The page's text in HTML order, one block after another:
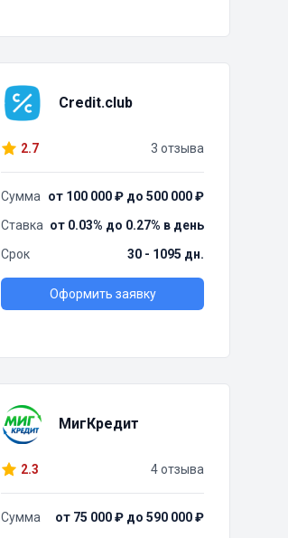
Credit.club
2.7 3 отзыва
Сумма
от 100 000 ₽ до 500 000 ₽
Ставка от 0.03% до 0.27% в день
Срок
30 - 1095 дн.
Оформить заявку
МигКредит
2.3 4 отзыва
Сумма
от 75 000 ₽ до 590 000 ₽